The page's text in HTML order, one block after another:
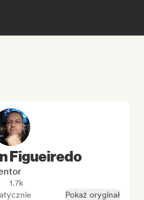
Figueiredo
1.7k
Pokaż oryginał